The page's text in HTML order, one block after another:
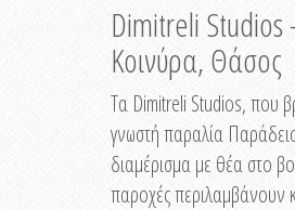
Dimitreli Studios
Κοινύρα, Θάσος
Τα Dimitreli Studios, που
γνωστή παραλία
διαμέρισμα με θέα στο
παροχές περιλαμβάνουν